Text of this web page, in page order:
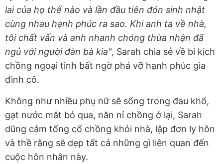
lai của họ thế nào và lần đầu tiên đón sinh nhật
cùng nhau hạnh phúc ra sao. Khi anh ta về nhà,
tôi chất vấn và anh nhanh chóng thừa nhận đã
ngủ với người đàn bà kia", Sarah chia sẻ về bi kịch
chồng ngoại tình bất ngờ phá vỡ hạnh phúc gia
đình cô.
Không như nhiều phụ nữ sẽ sống trong đau khổ,
gạt nước mắt bỏ qua, năn nỉ chồng ở lại, Sarah
dũng cảm tống cổ chồng khỏi nhà, lập đơn ly hôn
và thề rằng sẽ dẹp tất cả những gì liên quan đến
cuộc hôn nhân này.